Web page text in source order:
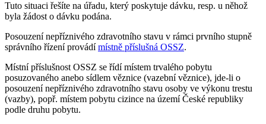
Tuto situaci řešíte na úřadu, který poskytuje dávku, resp. u něhož
byla žádost o dávku podána.
Posouzení nepříznivého zdravotního stavu v rámci prvního stupně
správního řízení provádímístně příslušná OSSZ.
Místní příslušnost OSSZ se řídí místem trvalého pobytu
posuzovaného anebo sídlem věznice (vazební věznice), jde-li o
posouzení nepříznivého zdravotního stavu osoby ve výkonu trestu
(vazby), popř. místem pobytu cizince na území České republiky
podle druhu pobytu.